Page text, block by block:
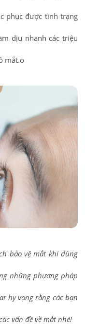
phục được tình trạng
dịu nhanh các triệu
mắt.o
bảo vệ mắt khi dùng
những phương pháp
hy vọng rằng các bạn
vấn đề về mắt nhé!